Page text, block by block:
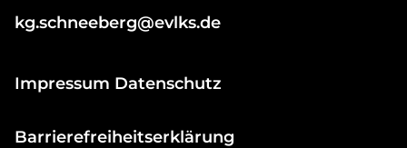
kg.schneeberg@evlks.de
Impressum Datenschutz
Barrierefreiheitserklärung